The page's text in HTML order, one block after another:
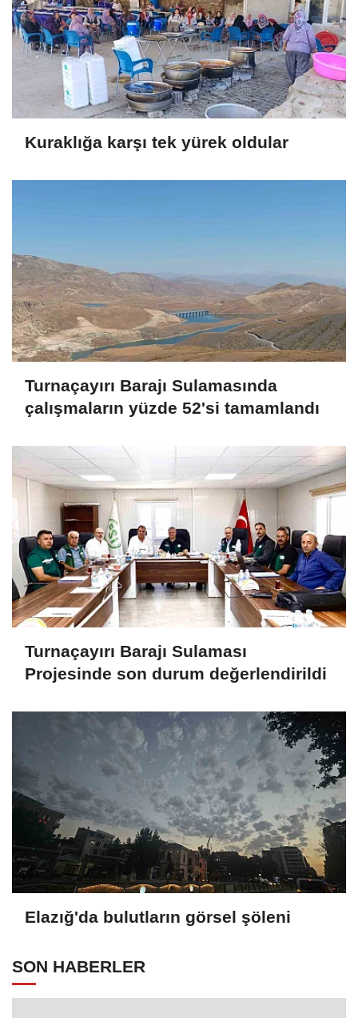
Kuraklığa karşı tek yürek oldular
Turnaçayırı Barajı Sulamasında
çalışmaların yüzde 52'si tamamlandı
Turnaçayırı Barajı Sulaması
Projesinde son durum değerlendirildi
Elazığ'da bulutların görsel şöleni
SON HABERLER